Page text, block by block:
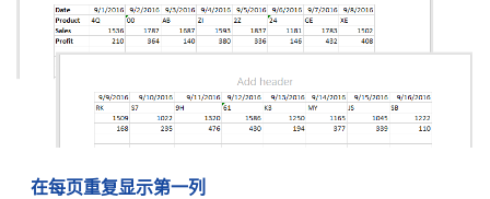
在每页重复显示第一列